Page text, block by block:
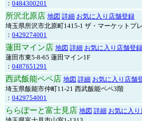
： 0484300201
所沢北原店 地図 詳細 お気に入り店舗登録
埼玉県所沢市北原町1415-1 ザ・マーケットプ
： 0429274001
蓮田マイン店 地図 詳細 お気に入り店舗登録
蓮田市東5-8-65 蓮田マイン1F
： 0487651291
西武飯能ペペ店 地図 詳細 お気に入り店舗
埼玉県飯能市仲町11-21 西武飯能ペペ3階
： 0429754001
ららぽーと富士見店 地図 詳細 お気に入